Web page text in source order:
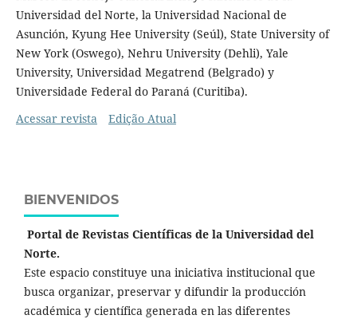
Universidad del Norte, la Universidad Nacional de
Asunción, Kyung Hee University (Seúl), State University of
New York (Oswego), Nehru University (Dehli), Yale
University, Universidad Megatrend (Belgrado) y
Universidade Federal do Paraná (Curitiba).
Acessar revista
Edição Atual
BIENVENIDOS
Portal de Revistas Científicas de la Universidad del
Norte.
Este espacio constituye una iniciativa institucional que
busca organizar, preservar y difundir la producción
académica y científica generada en las diferentes